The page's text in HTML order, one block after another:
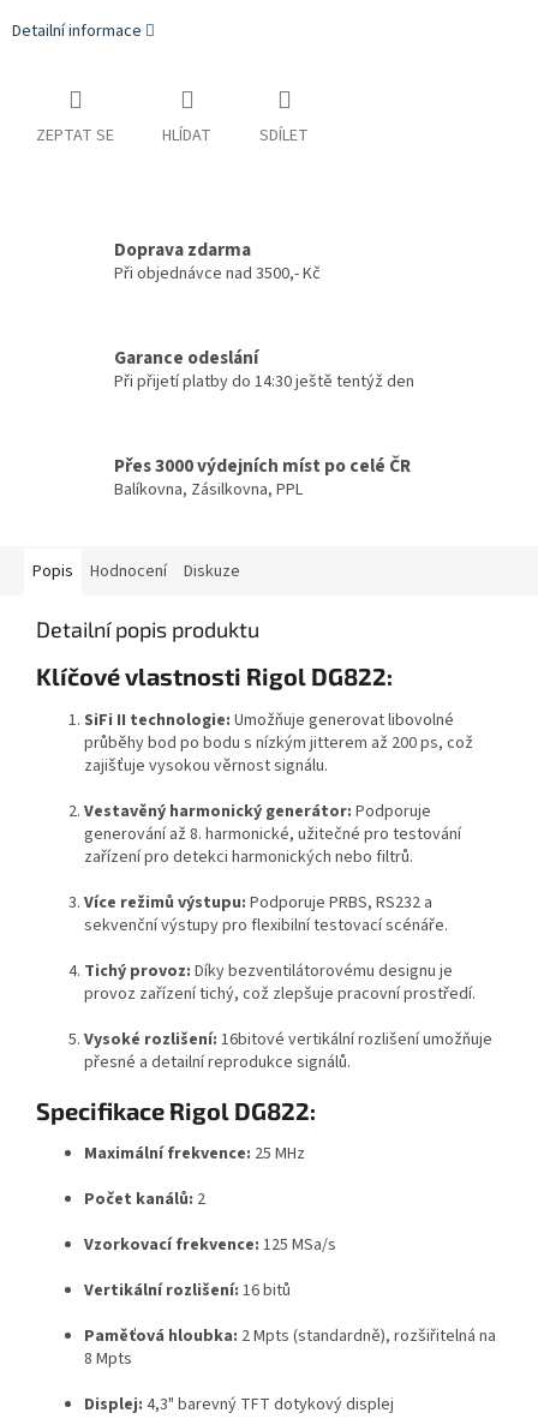
Detailní informace
ZEPTAT SE HLÍDAT SDÍLET
Doprava zdarma
Při objednávce nad 3500,- Kč
Garance odeslání
Při přijetí platby do 14:30 ještě tentýž den
Přes 3000 výdejních míst po celé ČR
Balíkovna, Zásilkovna, PPL
Popis Hodnocení Diskuze
Detailní popis produktu
Klíčové vlastnosti Rigol DG822:
SiFi II technologie: Umožňuje generovat libovolné
průběhy bod po bodu s nízkým jitterem až 200 ps, což
zajišťuje vysokou věrnost signálu.
Vestavěný harmonický generátor: Podporuje
generování až 8. harmonické, užitečné pro testování
zařízení pro detekci harmonických nebo filtrů.
Více režimů výstupu: Podporuje PRBS, RS232 a
sekvenční výstupy pro flexibilní testovací scénáře.
Tichý provoz: Díky bezventilátorovému designu je
provoz zařízení tichý, což zlepšuje pracovní prostředí.
Vysoké rozlišení: 16bitové vertikální rozlišení umožňuje
přesné a detailní reprodukce signálů.
Specifikace Rigol DG822:
Maximální frekvence: 25 MHz
Počet kanálů: 2
Vzorkovací frekvence: 125 MSa/s
Vertikální rozlišení: 16 bitů
Paměťová hloubka: 2 Mpts (standardně), rozšiřitelná na
8 Mpts
Displej: 4,3" barevný TFT dotykový displej